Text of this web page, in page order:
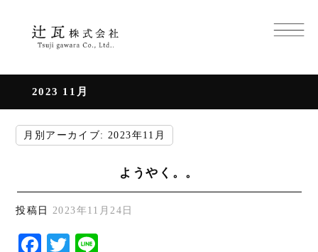
2023 11月
月別アーカイブ: 2023年11月
ようやく。。
投稿日 2023年11月24日
Facebook
Twitter